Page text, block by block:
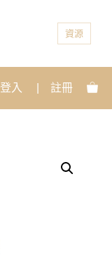
資源
登入 註冊